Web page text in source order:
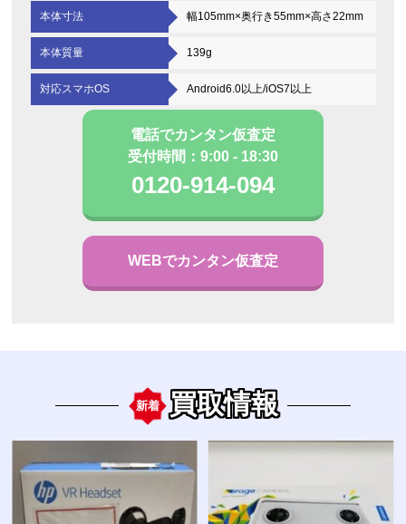
本体寸法 幅105mm×奥行き55mm×高さ22mm
本体質量 139g
対応スマホOS Android6.0以上/iOS7以上
電話でカンタン仮査定
受付時間：9:00 - 18:30
0120-914-094
WEBでカンタン仮査定
新着 買取情報